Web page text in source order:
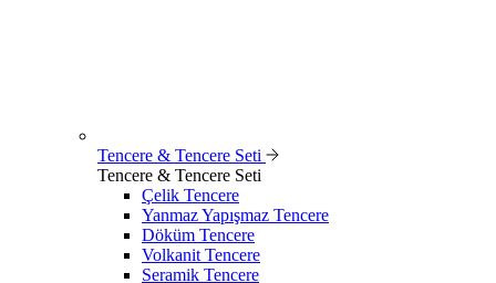
Tencere & Tencere Seti
Tencere & Tencere Seti
Çelik Tencere
Yanmaz Yapışmaz Tencere
Döküm Tencere
Volkanit Tencere
Seramik Tencere